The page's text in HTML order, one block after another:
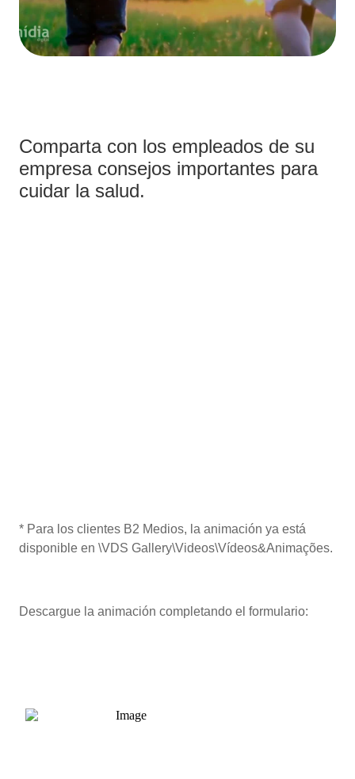
Comparta con los empleados de su
empresa consejos importantes para
cuidar la salud.
* Para los clientes B2 Medios, la animación ya está
disponible en \VDS Gallery\Videos\Vídeos&Animações.
Descargue la animación completando el formulario: